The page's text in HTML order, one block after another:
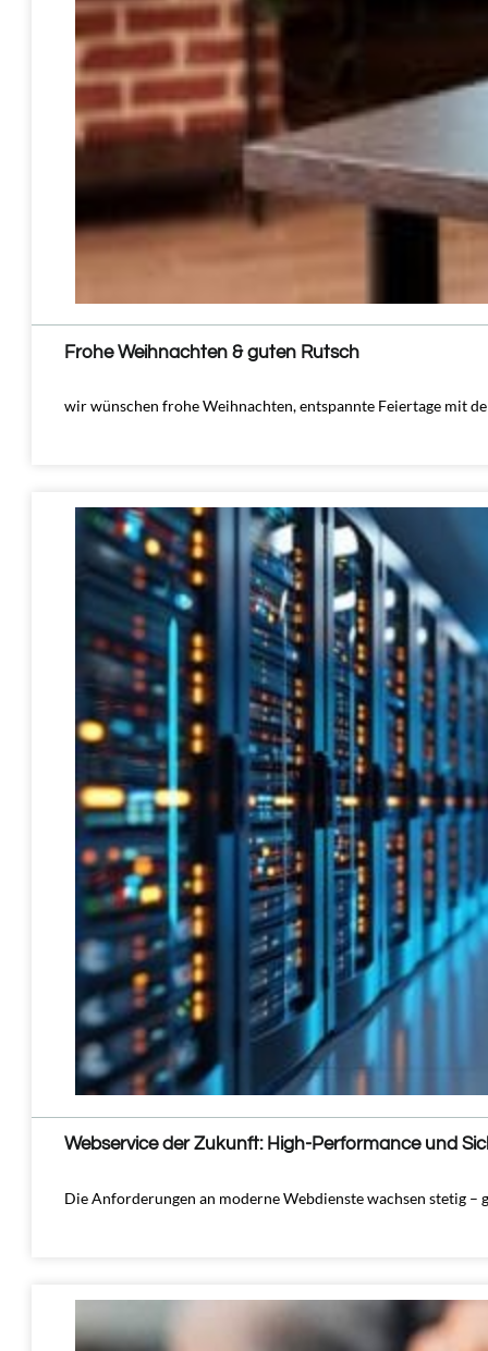
Frohe Weihnachten & guten Rutsch
wir wünschen frohe Weihnachten, entspannte Feiertage mit
Webservice der Zukunft: High-Performance und
Die Anforderungen an moderne Webdienste wachsen stetig